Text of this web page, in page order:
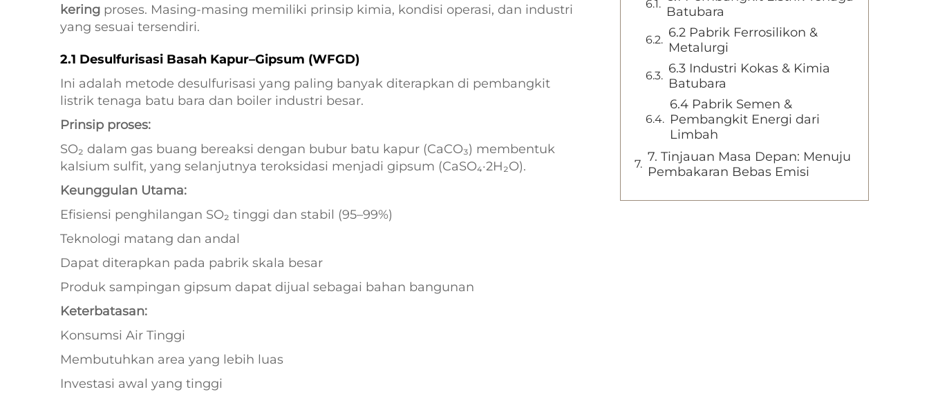
kering proses. Masing-masing memiliki prinsip kimia, kondisi operasi, dan industri
yang sesuai tersendiri.
2.1 Desulfurisasi Basah Kapur–Gipsum (WFGD)
Ini adalah metode desulfurisasi yang paling banyak diterapkan di pembangkit
listrik tenaga batu bara dan boiler industri besar.
Prinsip proses:
SO₂ dalam gas buang bereaksi dengan bubur batu kapur (CaCO₃) membentuk
kalsium sulfit, yang selanjutnya teroksidasi menjadi gipsum (CaSO₄·2H₂O).
Keunggulan Utama:
Efisiensi penghilangan SO₂ tinggi dan stabil (95–99%)
Teknologi matang dan andal
Dapat diterapkan pada pabrik skala besar
Produk sampingan gipsum dapat dijual sebagai bahan bangunan
Keterbatasan:
Konsumsi Air Tinggi
Membutuhkan area yang lebih luas
Investasi awal yang tinggi
Batubara
6.2 Pabrik Ferrosilikon &
Metalurgi
6.3 Industri Kokas & Kimia
Batubara
6.4 Pabrik Semen &
Pembangkit Energi dari
Limbah
7. Tinjauan Masa Depan: Menuju
Pembakaran Bebas Emisi